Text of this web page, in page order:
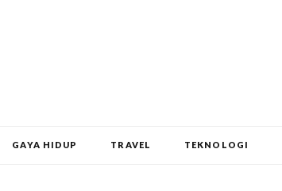
GAYA HIDUP TRAVEL TEKNOLOGI